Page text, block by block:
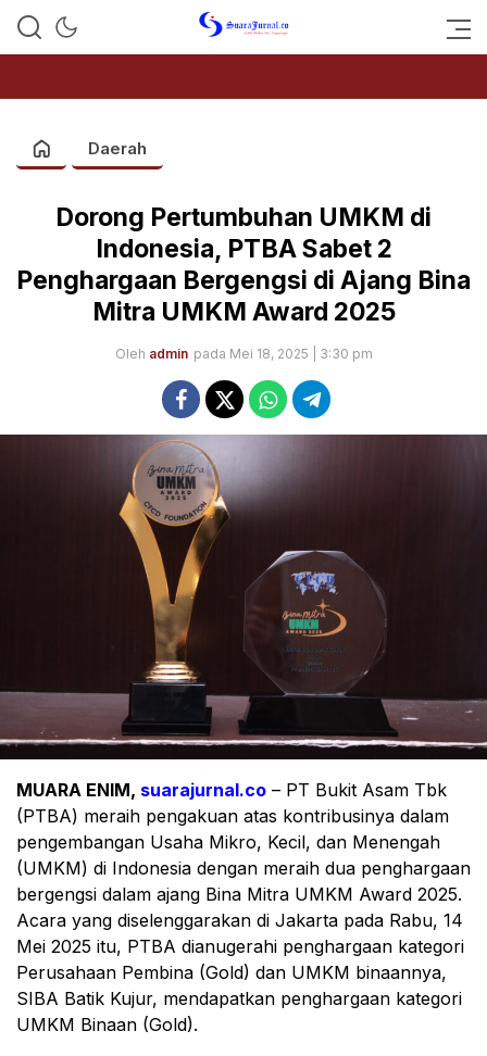
SUARAJURNAL.CO
Daerah
Dorong Pertumbuhan UMKM di
Indonesia, PTBA Sabet 2
Penghargaan Bergengsi di Ajang Bina
Mitra UMKM Award 2025
Oleh admin pada Mei 18, 2025 | 3:30 pm
MUARA ENIM, suarajurnal.co – PT Bukit Asam Tbk
(PTBA) meraih pengakuan atas kontribusinya dalam
pengembangan Usaha Mikro, Kecil, dan Menengah
(UMKM) di Indonesia dengan meraih dua penghargaan
bergengsi dalam ajang Bina Mitra UMKM Award 2025.
Acara yang diselenggarakan di Jakarta pada Rabu, 14
Mei 2025 itu, PTBA dianugerahi penghargaan kategori
Perusahaan Pembina (Gold) dan UMKM binaannya,
SIBA Batik Kujur, mendapatkan penghargaan kategori
UMKM Binaan (Gold).